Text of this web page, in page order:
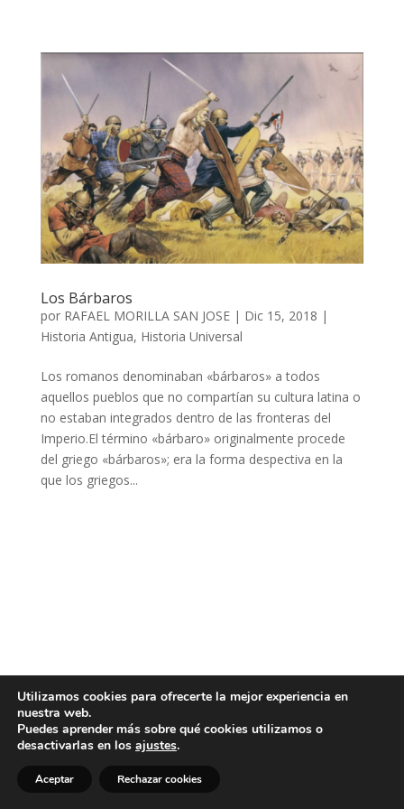
Los Bárbaros
por RAFAEL MORILLA SAN JOSE| Dic 15, 2018 |
Historia Antigua, Historia Universal
Los romanos denominaban «bárbaros» a todos
aquellos pueblos que no compartían su cultura latina o
no estaban integrados dentro de las fronteras del
Imperio.El término «bárbaro» originalmente procede
del griego «bárbaros»; era la forma despectiva en la
que los griegos...
Utilizamos cookies para ofrecerte la mejor experiencia en
nuestra web.
Puedes aprender más sobre qué cookies utilizamos o
desactivarlas en los ajustes.
Aceptar Rechazar cookies